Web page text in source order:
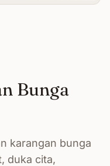
Bunga
karangan bunga
duka cita,